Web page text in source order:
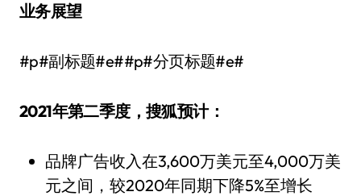
业务展望
#p#副标题#e##p#分页标题#e#
2021年第二季度，搜狐预计：
品牌广告收入在3,600万美元至4,000万美
元之间，较2020年同期下降5%至增长